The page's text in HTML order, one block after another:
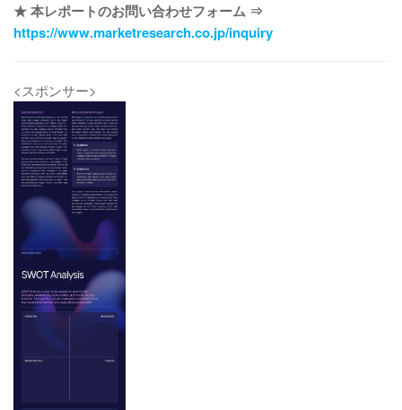
★ 本レポートのお問い合わせフォーム ⇒
https://www.marketresearch.co.jp/inquiry
<スポンサー>